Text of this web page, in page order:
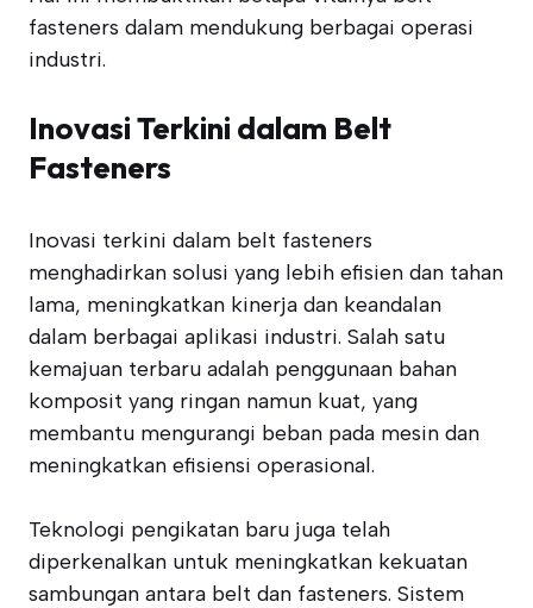
fasteners dalam mendukung berbagai operasi
industri.
Inovasi Terkini dalam Belt
Fasteners
Inovasi terkini dalam belt fasteners
menghadirkan solusi yang lebih efisien dan tahan
lama, meningkatkan kinerja dan keandalan
dalam berbagai aplikasi industri. Salah satu
kemajuan terbaru adalah penggunaan bahan
komposit yang ringan namun kuat, yang
membantu mengurangi beban pada mesin dan
meningkatkan efisiensi operasional.
Teknologi pengikatan baru juga telah
diperkenalkan untuk meningkatkan kekuatan
sambungan antara belt dan fasteners. Sistem